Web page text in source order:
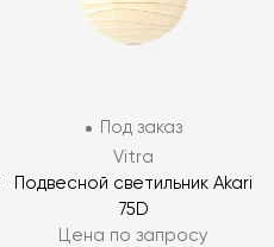
Под заказ
Vitra
Подвесной светильник Akari
75D
Цена по запросу